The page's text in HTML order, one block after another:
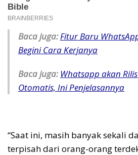
Baca juga:Fitur Baru
Begini Cara Kerjanya
Baca juga: Whatsapp akan
Otomatis, Ini Penjelasannya
“Saat ini, masih banyak sekali
terpisah dari orang-orang